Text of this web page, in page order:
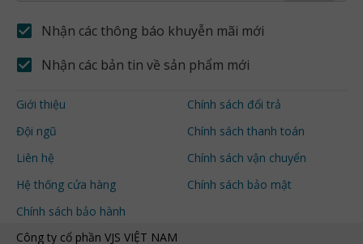
Nhận các thông báo khuyễn mãi mới
Nhận các bản tin về sản phẩm mới
Giới thiệu
Đội ngũ
Liên hệ
Hệ thống cửa hàng
Chính sách bảo hành
Chính sách đổi trả
Chính sách thanh toán
Chính sách vận chuyển
Chính sách bảo mật
Công ty cổ phần VJS VIỆT NAM